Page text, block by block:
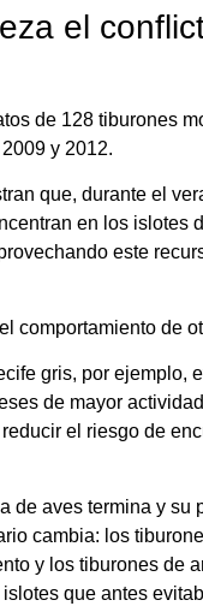
el
de 128 tiburones
y 2012.
que, durante el
en los islotes
este
comportamiento de
gris, por ejemplo,
de mayor
el riesgo de
de aves termina y su
cambia: los
y los tiburones de
que antes